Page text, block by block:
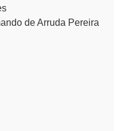
de Arruda Pereira